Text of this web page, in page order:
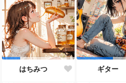
はちみつ ギター